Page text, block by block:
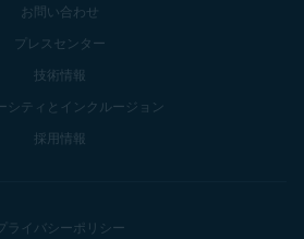
お問い合わせ
プレスセンター
技術情報
シティとインクルージョン
採用情報
プライバシーポリシー